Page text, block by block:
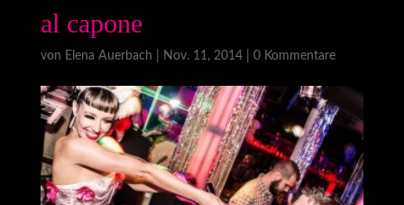
al capone
von Elena Auerbach Nov. 11, 2014| 0 Kommentare